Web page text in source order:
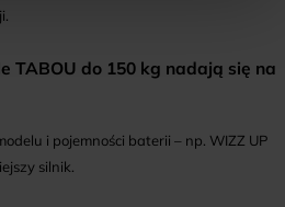
TABOU do 150 kg nadają się na
i pojemności baterii – np. WIZZ UP
silnik.